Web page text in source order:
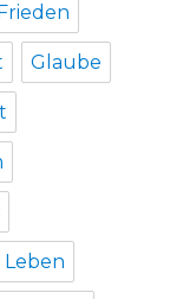
Frieden
Glaube
Leben